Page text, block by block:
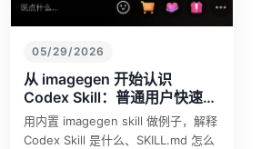
05/29/2026
从 imagegen 开始认识
Codex Skill：普通用户快速上
手
用内置 imagegen skill 做例子，解释
Codex Skill 是什么、SKILL.md 怎么